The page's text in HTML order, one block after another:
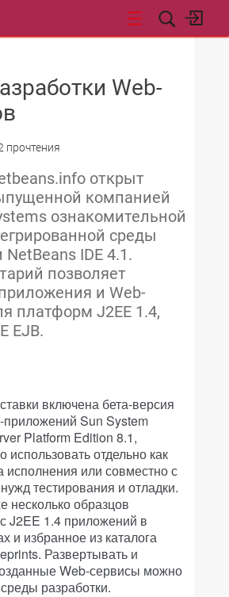
Web-
прочтения
открыт
компанией
ознакомительной
среды
NetBeans IDE 4.1.
позволяет
и Web-
платформ J2EE 1.4,
EJB.
включена бета-версия
Sun System
Platform Edition 8.1,
использовать отдельно как
исполнения или совместно с
тестирования и отладки.
несколько образцов
J2EE 1.4 приложений в
и избранное из каталога
Развертывать и
Web-сервисы можно
разработки.